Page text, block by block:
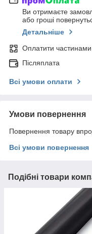
Ви отримаєте
або гроші
Детальніше
Оплатити частинами
Післяплата
Всі умови оплати
Умови повернення
Повернення товару
Всі умови повернення
Подібні товари